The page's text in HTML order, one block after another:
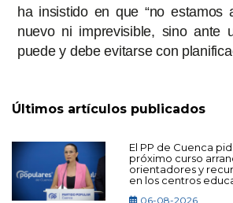
ha insistido en que “no estamos
nuevo ni imprevisible, sino ante
puede y debe evitarse con
Últimos artículos publicados
El PP de Cuenca
próximo curso
orientadores y
en los centros
06-08-2026